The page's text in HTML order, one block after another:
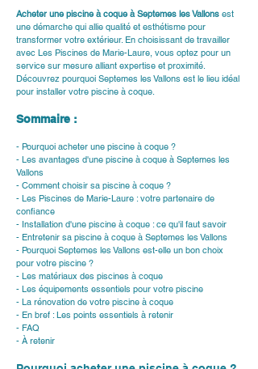
Acheter une piscine à coque à Septemes les Vallons est
une démarche qui allie qualité et esthétisme pour
transformer votre extérieur. En choisissant de travailler
avec Les Piscines de Marie-Laure, vous optez pour un
service sur mesure alliant expertise et proximité.
Découvrez pourquoi Septemes les Vallons est le lieu idéal
pour installer votre piscine à coque.
Sommaire :
- Pourquoi acheter une piscine à coque ?
- Les avantages d'une piscine à coque à Septemes les
Vallons
- Comment choisir sa piscine à coque ?
- Les Piscines de Marie-Laure : votre partenaire de
confiance
- Installation d'une piscine à coque : ce qu'il faut savoir
- Entretenir sa piscine à coque à Septemes les Vallons
- Pourquoi Septemes les Vallons est-elle un bon choix
pour votre piscine ?
- Les matériaux des piscines à coque
- Les équipements essentiels pour votre piscine
- La rénovation de votre piscine à coque
- En bref : Les points essentiels à retenir
- FAQ
- À retenir